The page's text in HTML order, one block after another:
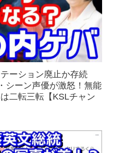
ーション廃止か存続
シーン声優が激怒！無能
二転三転【KSLチャン